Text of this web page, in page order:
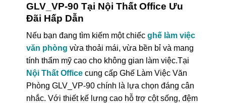
GLV_VP-90 Tại Nội Thất Office Ưu
Đãi Hấp Dẫn
Nếu bạn đang tìm kiếm một chiếc ghế làm việc
văn phòng vừa thoải mái, vừa bền bỉ và mang
tính thẩm mỹ cao cho không gian làm việc.Tại
Nội Thất Officecung cấp Ghế Làm Việc Văn
Phòng GLV_VP-90 chính là lựa chọn đáng cân
nhắc. Với thiết kế lưng cao hỗ trợ cột sống, đệm